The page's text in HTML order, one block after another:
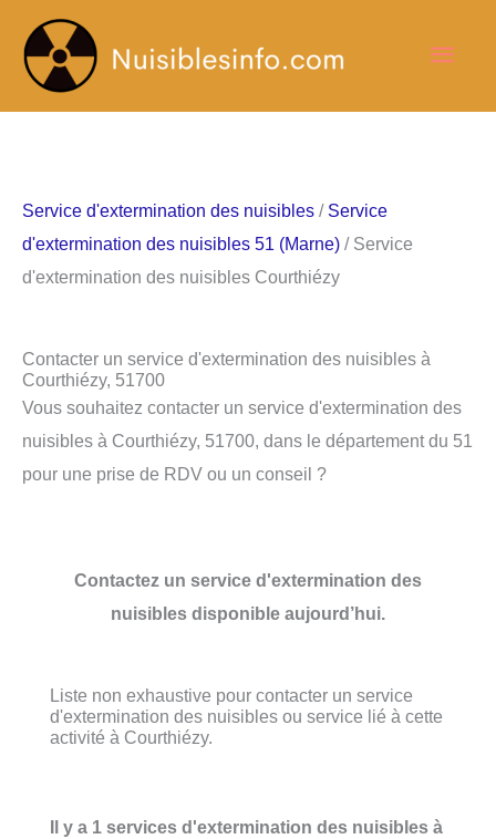
contenu
Service d'extermination des nuisibles / Service
d'extermination des nuisibles 51 (Marne) / Service
d'extermination des nuisibles Courthiézy
Contacter un service d'extermination des nuisibles à
Courthiézy, 51700
Vous souhaitez contacter un service d'extermination des
nuisibles à Courthiézy, 51700, dans le département du 51
pour une prise de RDV ou un conseil ?
Contactez un service d'extermination des
nuisibles disponible aujourd’hui.
Liste non exhaustive pour contacter un service
d'extermination des nuisibles ou service lié à cette
activité à Courthiézy.
Il y a 1 services d'extermination des nuisibles à